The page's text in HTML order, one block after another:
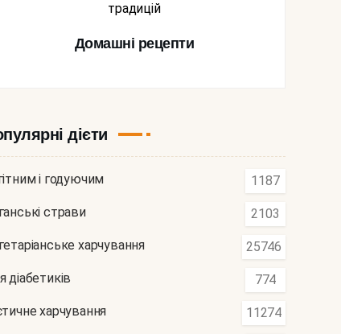
традицій
Домашні рецепти
дієти
і годуючим 1187
страви 2103
харчування 25746
діабетиків 774
харчування 11274